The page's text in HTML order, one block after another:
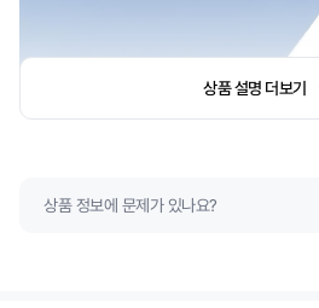
상품 설명 더보기
상품 정보에 문제가 있나요?